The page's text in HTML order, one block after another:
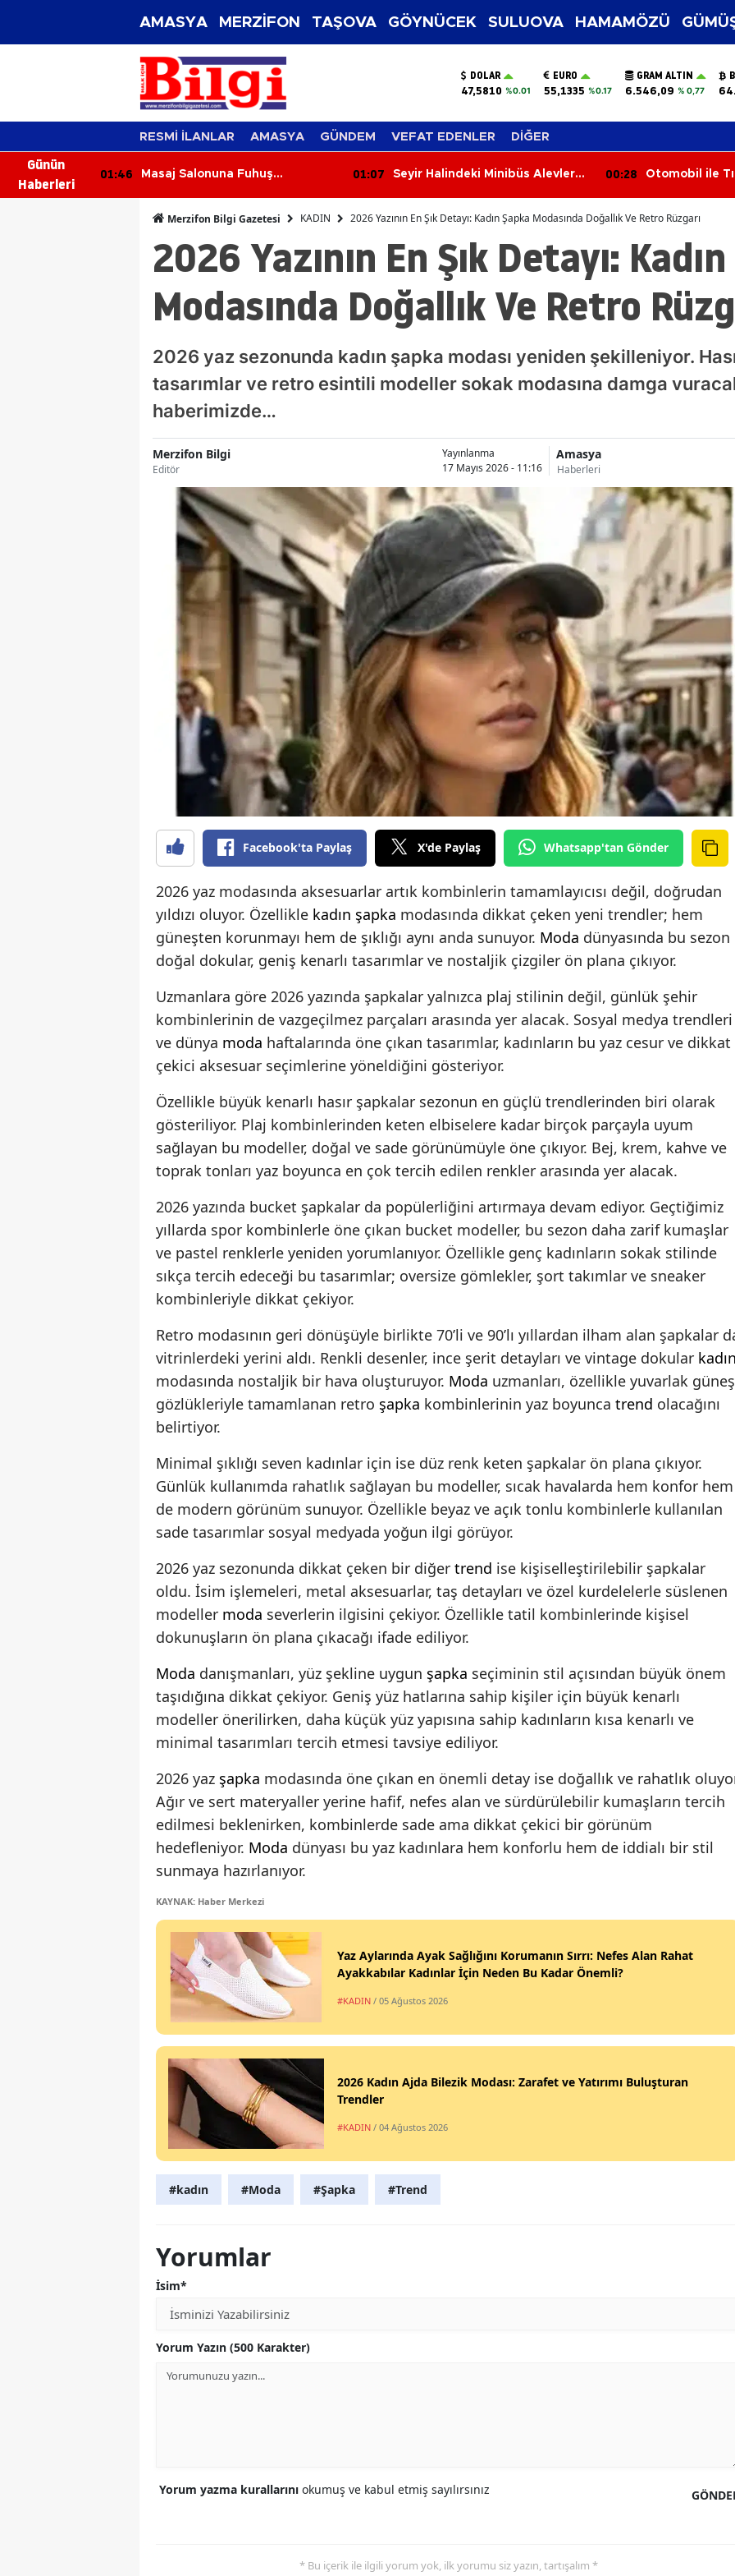
AMASYA MERZİFON TAŞOVA GÖYNÜCEK SULUOVA HAMAMÖZÜ
DOLAR
47,5810 %0.01
EURO
55,1335 %0.17
GRAM ALTIN
6.546,09 % 0,77
RESMİ İLANLAR AMASYA GÜNDEM VEFAT EDENLER DİĞER
Günün
Haberleri
01:46
Masaj Salonuna Fuhuş
01:07
Seyir Halindeki Minibüs Alevlere
00:28
Otomobil ile
Merzifon Bilgi Gazetesi KADIN 2026 Yazının En Şık Detayı: Kadın Şapka Modasında Doğallık Ve Retro Rüzgarı
2026 Yazının En Şık Detayı:
Modasında Doğallık Ve Retro
2026 yaz sezonunda kadın şapka modası yeniden şekilleniyor.
tasarımlar ve retro esintili modeller sokak modasına damga
haberimizde…
Merzifon Bilgi
Editör
Yayınlanma
17 Mayıs 2026 - 11:16
Amasya
Haberleri
Facebook'ta Paylaş X'de Paylaş Whatsapp'tan Gönder
2026 yaz modasında aksesuarlar artık kombinlerin tamamlayıcısı değil, doğrudan
yıldızı oluyor. Özellikle kadın şapka modasında dikkat çeken yeni trendler; hem
güneşten korunmayı hem de şıklığı aynı anda sunuyor. Moda dünyasında bu sezon
doğal dokular, geniş kenarlı tasarımlar ve nostaljik çizgiler ön plana çıkıyor.
Uzmanlara göre 2026 yazında şapkalar yalnızca plaj stilinin değil, günlük şehir
kombinlerinin de vazgeçilmez parçaları arasında yer alacak. Sosyal medya trendleri
ve dünya moda haftalarında öne çıkan tasarımlar, kadınların bu yaz cesur ve dikkat
çekici aksesuar seçimlerine yöneldiğini gösteriyor.
Özellikle büyük kenarlı hasır şapkalar sezonun en güçlü trendlerinden biri olarak
gösteriliyor. Plaj kombinlerinden keten elbiselere kadar birçok parçayla uyum
sağlayan bu modeller, doğal ve sade görünümüyle öne çıkıyor. Bej, krem, kahve ve
toprak tonları yaz boyunca en çok tercih edilen renkler arasında yer alacak.
2026 yazında bucket şapkalar da popülerliğini artırmaya devam ediyor. Geçtiğimiz
yıllarda spor kombinlerle öne çıkan bucket modeller, bu sezon daha zarif kumaşlar
ve pastel renklerle yeniden yorumlanıyor. Özellikle genç kadınların sokak stilinde
sıkça tercih edeceği bu tasarımlar; oversize gömlekler, şort takımlar ve sneaker
kombinleriyle dikkat çekiyor.
Retro modasının geri dönüşüyle birlikte 70’li ve 90’lı yıllardan ilham alan şapkalar
vitrinlerdeki yerini aldı. Renkli desenler, ince şerit detayları ve vintage dokular kadın
modasında nostaljik bir hava oluşturuyor. Moda uzmanları, özellikle yuvarlak güneş
gözlükleriyle tamamlanan retro şapka kombinlerinin yaz boyunca trend olacağını
belirtiyor.
Minimal şıklığı seven kadınlar için ise düz renk keten şapkalar ön plana çıkıyor.
Günlük kullanımda rahatlık sağlayan bu modeller, sıcak havalarda hem konfor hem
de modern görünüm sunuyor. Özellikle beyaz ve açık tonlu kombinlerle kullanılan
sade tasarımlar sosyal medyada yoğun ilgi görüyor.
2026 yaz sezonunda dikkat çeken bir diğer trend ise kişiselleştirilebilir şapkalar
oldu. İsim işlemeleri, metal aksesuarlar, taş detayları ve özel kurdelelerle süslenen
modeller moda severlerin ilgisini çekiyor. Özellikle tatil kombinlerinde kişisel
dokunuşların ön plana çıkacağı ifade ediliyor.
Moda danışmanları, yüz şekline uygun şapka seçiminin stil açısından büyük önem
taşıdığına dikkat çekiyor. Geniş yüz hatlarına sahip kişiler için büyük kenarlı
modeller önerilirken, daha küçük yüz yapısına sahip kadınların kısa kenarlı ve
minimal tasarımları tercih etmesi tavsiye ediliyor.
2026 yaz şapka modasında öne çıkan en önemli detay ise doğallık ve rahatlık
Ağır ve sert materyaller yerine hafif, nefes alan ve sürdürülebilir kumaşların tercih
edilmesi beklenirken, kombinlerde sade ama dikkat çekici bir görünüm
hedefleniyor. Moda dünyası bu yaz kadınlara hem konforlu hem de iddialı bir stil
sunmaya hazırlanıyor.
KAYNAK: Haber Merkezi
Yaz Aylarında Ayak Sağlığını Korumanın Sırrı: Nefes Alan Rahat
Ayakkabılar Kadınlar İçin Neden Bu Kadar Önemli?
#KADIN / 05 Ağustos 2026
2026 Kadın Ajda Bilezik Modası: Zarafet ve Yatırımı Buluşturan
Trendler
#KADIN / 04 Ağustos 2026
#kadın #Moda #Şapka #Trend
Yorumlar
İsim*
Yorum Yazın (500 Karakter)
Yorum yazma kurallarını okumuş ve kabul etmiş sayılırsınız
* Bu içerik ile ilgili yorum yok, ilk yorumu siz yazın, tartışalım *